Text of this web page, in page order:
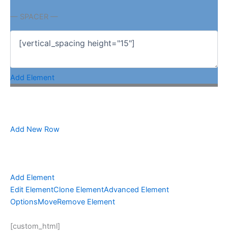
— SPACER —
Add Element
Add New Row
Add Element
Edit ElementClone ElementAdvanced Element
OptionsMoveRemove Element
[custom_html]